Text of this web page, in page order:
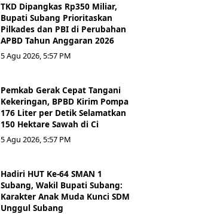
TKD Dipangkas Rp350 Miliar,
Bupati Subang Prioritaskan
Pilkades dan PBI di Perubahan
APBD Tahun Anggaran 2026
5 Agu 2026, 5:57 PM
Pemkab Gerak Cepat Tangani
Kekeringan, BPBD Kirim Pompa
176 Liter per Detik Selamatkan
150 Hektare Sawah di Ci
5 Agu 2026, 5:57 PM
Hadiri HUT Ke-64 SMAN 1
Subang, Wakil Bupati Subang:
Karakter Anak Muda Kunci SDM
Unggul Subang